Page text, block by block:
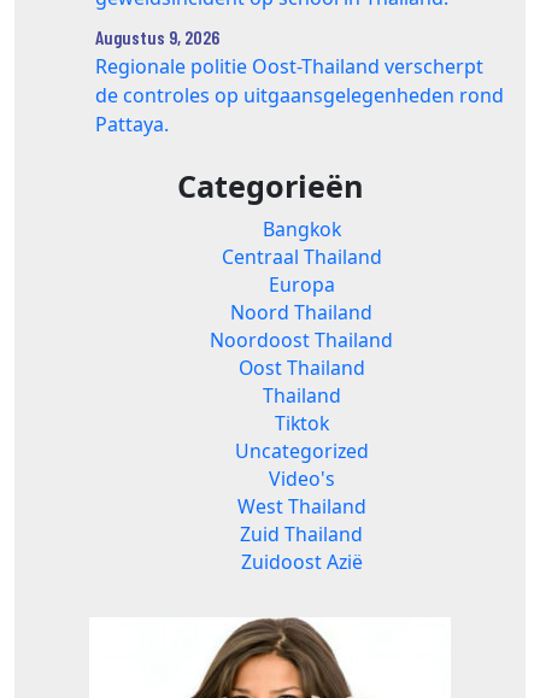
Augustus 9, 2026
Regionale politie Oost-Thailand verscherpt
de controles op uitgaansgelegenheden rond
Pattaya.
Categorieën
Bangkok
Centraal Thailand
Europa
Noord Thailand
Noordoost Thailand
Oost Thailand
Thailand
Tiktok
Uncategorized
Video's
West Thailand
Zuid Thailand
Zuidoost Azië